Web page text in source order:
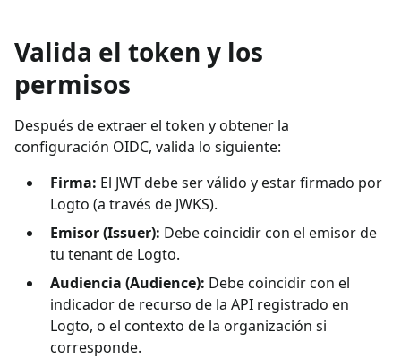
Valida el token y los
permisos
Después de extraer el token y obtener la
configuración OIDC, valida lo siguiente:
Firma: El JWT debe ser válido y estar firmado por
Logto (a través de JWKS).
Emisor (Issuer): Debe coincidir con el emisor de
tu tenant de Logto.
Audiencia (Audience): Debe coincidir con el
indicador de recurso de la API registrado en
Logto, o el contexto de la organización si
corresponde.